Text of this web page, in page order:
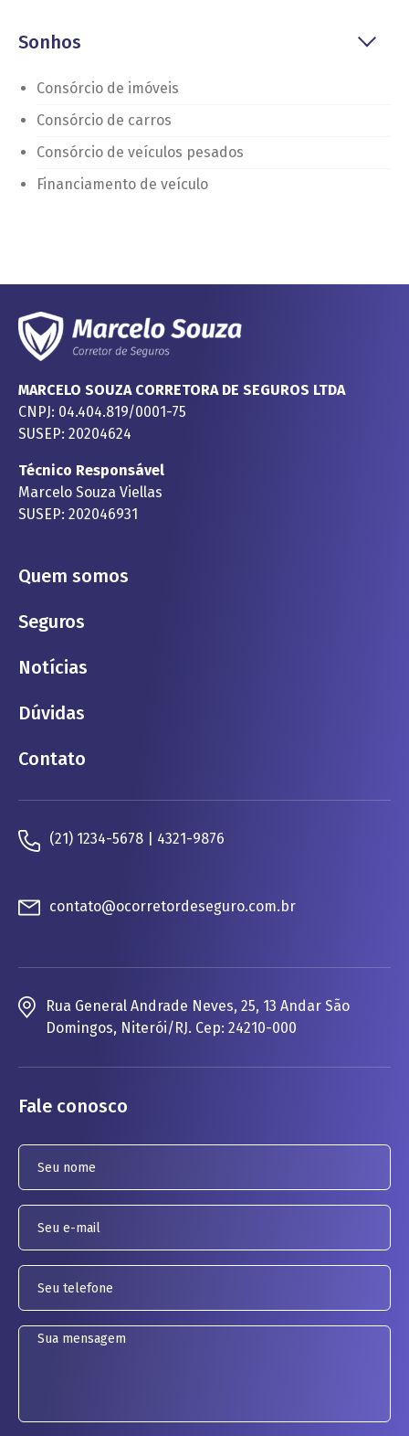
Sonhos
Consórcio de imóveis
Consórcio de carros
Consórcio de veículos pesados
Financiamento de veículo
MARCELO SOUZA CORRETORA DE SEGUROS LTDA
CNPJ: 04.404.819/0001-75
SUSEP: 20204624
Técnico Responsável
Marcelo Souza Viellas
SUSEP: 202046931
Quem somos
Seguros
Notícias
Dúvidas
Contato
(21) 1234-5678 | 4321-9876
contato@ocorretordeseguro.com.br
Rua General Andrade Neves, 25, 13 Andar São
Domingos, Niterói/RJ. Cep: 24210-000
Fale conosco